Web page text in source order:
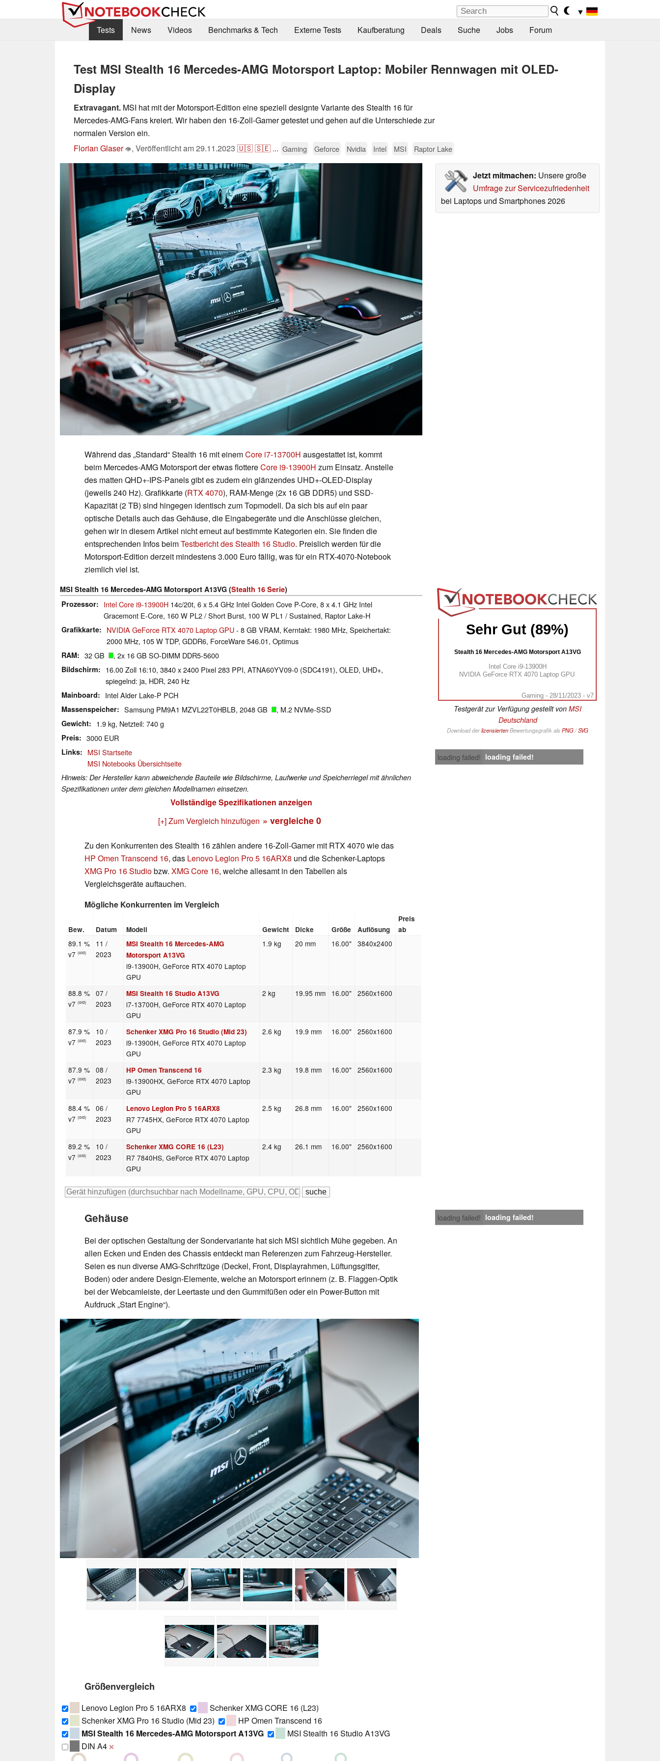
▼
Tests
News Videos Benchmarks & Tech Externe Tests Kaufberatung Deals Suche Jobs Forum
Test MSI Stealth 16 Mercedes-AMG Motorsport Laptop: Mobiler Rennwagen mit OLED-
Display
Extravagant. MSI hat mit der Motorsport-Edition eine speziell designte Variante des Stealth 16 für
Mercedes-AMG-Fans kreiert. Wir haben den 16-Zoll-Gamer getestet und gehen auf die Unterschiede zur
normalen Version ein.
Florian Glaser 👁, Veröffentlicht am29.11.2023 🇺🇸🇸🇪 ... Gaming Geforce Nvidia Intel MSI Raptor Lake
Jetzt mitmachen: Unsere große
Umfrage zur Servicezufriedenheit
bei Laptops und Smartphones 2026
Während das „Standard“ Stealth 16 mit einemCore i7-13700H ausgestattet ist, kommt
beim Mercedes-AMG Motorsport der etwas flottereCore i9-13900H zum Einsatz. Anstelle
des matten QHD+-IPS-Panels gibt es zudem ein glänzendes UHD+-OLED-Display
(jeweils 240 Hz). Grafikkarte (RTX 4070), RAM-Menge (2x 16 GB DDR5) und SSD-
Kapazität (2 TB) sind hingegen identisch zum Topmodell. Da sich bis auf ein paar
optische Details auch das Gehäuse, die Eingabegeräte und die Anschlüsse gleichen,
gehen wir in diesem Artikel nicht erneut auf bestimmte Kategorien ein. Sie finden die
entsprechenden Infos beimTestbericht des Stealth 16 Studio. Preislich werden für die
Motorsport-Edition derzeit mindestens 3.000 Euro fällig, was für ein RTX-4070-Notebook
ziemlich viel ist.
Sehr Gut (89%)
Stealth 16 Mercedes-AMG Motorsport A13VG
Intel Core i9-13900H
NVIDIA GeForce RTX 4070 Laptop GPU
Gaming - 28/11/2023 - v7
Testgerät zur Verfügung gestellt von MSI
Deutschland
Download derlizensiertenBewertungsgrafik als PNG/SVG
loading failed! loading failed!
MSI Stealth 16 Mercedes-AMG Motorsport A13VG (Stealth 16 Serie)
Prozessor
Intel Core i9-13900H 14c/20t, 6 x 5.4 GHz Intel Golden Cove P-Core, 8 x 4.1 GHz Intel
Gracemont E-Core, 160 W PL2 / Short Burst, 100 W PL1 / Sustained, Raptor Lake-H
Grafikkarte NVIDIA GeForce RTX 4070 Laptop GPU- 8 GB VRAM, Kerntakt: 1980 MHz, Speichertakt:
2000 MHz, 105 W TDP, GDDR6, ForceWare 546.01, Optimus
RAM 32 GB , 2x 16 GB SO-DIMM DDR5-5600
Bildschirm
16.00 Zoll 16:10, 3840 x 2400 Pixel 283 PPI, ATNA60YV09-0 (SDC4191), OLED, UHD+,
spiegelnd: ja, HDR, 240 Hz
Mainboard Intel Alder Lake-P PCH
Massenspeicher Samsung PM9A1 MZVL22T0HBLB, 2048 GB , M.2 NVMe-SSD
Gewicht 1.9 kg, Netzteil: 740 g
Preis 3000 EUR
Links
MSI Startseite
MSI Notebooks Übersichtseite
Hinweis: Der Hersteller kann abweichende Bauteile wie Bildschirme, Laufwerke und Speicherriegel mit ähnlichen
Spezifikationen unter dem gleichen Modellnamen einsetzen.
Vollständige Spezifikationen anzeigen
[+] Zum Vergleich hinzufügen » vergleiche 0
Zu den Konkurrenten des Stealth 16 zählen andere 16-Zoll-Gamer mit RTX 4070 wie das
HP Omen Transcend 16, das Lenovo Legion Pro 5 16ARX8 und die Schenker-Laptops
XMG Pro 16 Studiobzw. XMG Core 16, welche allesamt in den Tabellen als
Vergleichsgeräte auftauchen.
Mögliche Konkurrenten im Vergleich
Bew. Datum Modell Gewicht Dicke Größe Auflösung
Preis
ab
89.1 %
v7(old)
11 /
2023
MSI Stealth 16 Mercedes-AMG
Motorsport A13VG
i9-13900H, GeForce RTX 4070 Laptop
GPU
1.9 kg 20 mm 16.00" 3840x2400
88.8 %
v7(old)
07 /
2023
MSI Stealth 16 Studio A13VG
i7-13700H, GeForce RTX 4070 Laptop
GPU
2 kg 19.95 mm 16.00" 2560x1600
87.9 %
v7(old)
10 /
2023
Schenker XMG Pro 16 Studio (Mid 23)
i9-13900H, GeForce RTX 4070 Laptop
GPU
2.6 kg 19.9 mm 16.00" 2560x1600
87.9 %
v7(old)
08 /
2023
HP Omen Transcend 16
i9-13900HX, GeForce RTX 4070 Laptop
GPU
2.3 kg 19.8 mm 16.00" 2560x1600
88.4 %
v7(old)
06 /
2023
Lenovo Legion Pro 5 16ARX8
R7 7745HX, GeForce RTX 4070 Laptop
GPU
2.5 kg 26.8 mm 16.00" 2560x1600
89.2 %
v7(old)
10 /
2023
Schenker XMG CORE 16 (L23)
R7 7840HS, GeForce RTX 4070 Laptop
GPU
2.4 kg 26.1 mm 16.00" 2560x1600
loading failed! loading failed!
Gehäuse
Bei der optischen Gestaltung der Sondervariante hat sich MSI sichtlich Mühe gegeben. An
allen Ecken und Enden des Chassis entdeckt man Referenzen zum Fahrzeug-Hersteller.
Seien es nun diverse AMG-Schriftzüge (Deckel, Front, Displayrahmen, Lüftungsgitter,
Boden) oder andere Design-Elemente, welche an Motorsport erinnern (z. B. Flaggen-Optik
bei der Webcamleiste, der Leertaste und den Gummifüßen oder ein Power-Button mit
Aufdruck „Start Engine“).
Größenvergleich
Lenovo Legion Pro 5 16ARX8
Schenker XMG CORE 16 (L23)
Schenker XMG Pro 16 Studio (Mid 23)
HP Omen Transcend 16
MSI Stealth 16 Mercedes-AMG Motorsport A13VG
MSI Stealth 16 Studio A13VG
DIN A4 ❌